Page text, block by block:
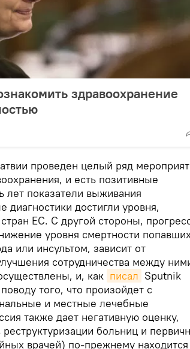
здравоохранение
проведен целый ряд
и есть позитивные
лет показатели выживания
диагностики достигли уровня,
ЕС. С другой стороны,
уровня смертности
или инсультом, зависит от
сотрудничества между
и, как писал Sputnik
того, что произойдет с
и местные лечебные
также дает негативную оценку,
больниц и
врачей) по-прежнему находится